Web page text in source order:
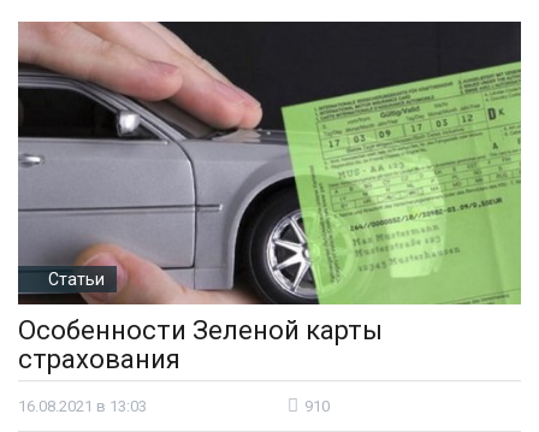
Статьи
Особенности Зеленой карты
страхования
16.08.2021 в 13:03 910